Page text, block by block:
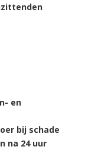
en
bij schade
na 24 uur